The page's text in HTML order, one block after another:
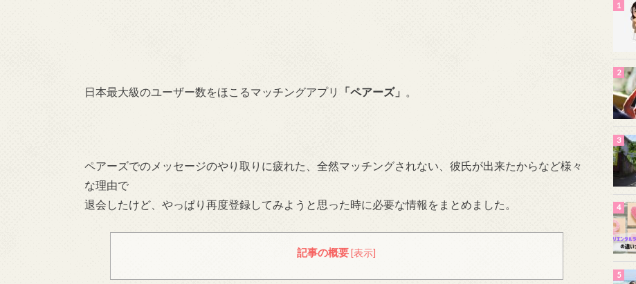
日本最大級のユーザー数をほこるマッチングアプリ 「ペアーズ」 。
ペアーズでのメッセージのやり取りに疲れた、全然マッチングされない、彼氏が出来たからなど様々
な理由で
退会したけど、やっぱり再度登録してみようと思った時に必要な情報をまとめました。
記事の概要[表示]